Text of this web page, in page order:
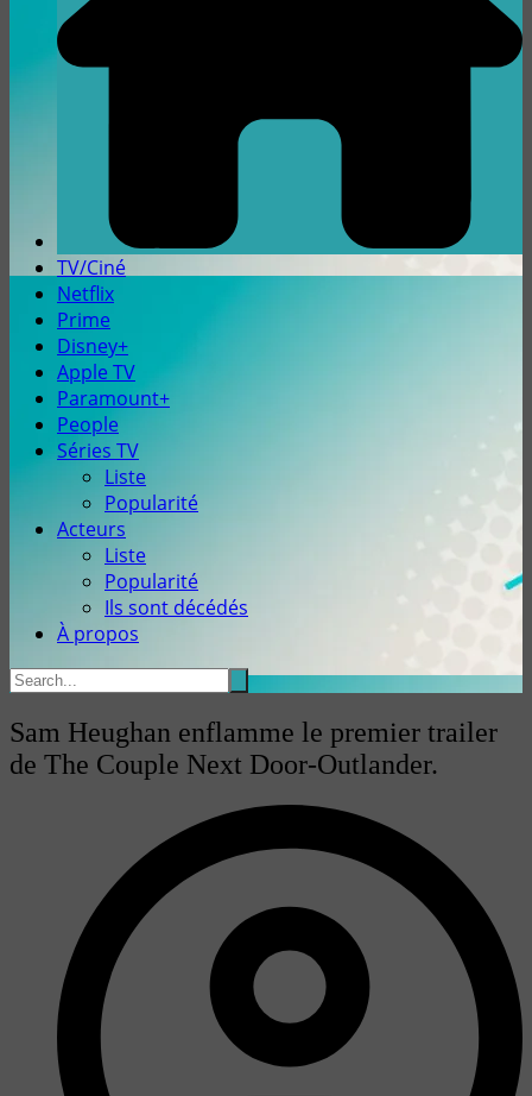
TV/Ciné
Netflix
Prime
Disney+
Apple TV
Paramount+
People
Séries TV
Liste
Popularité
Acteurs
Liste
Popularité
Ils sont décédés
À propos
Sam Heughan enflamme le premier trailer
de The Couple Next Door-Outlander.